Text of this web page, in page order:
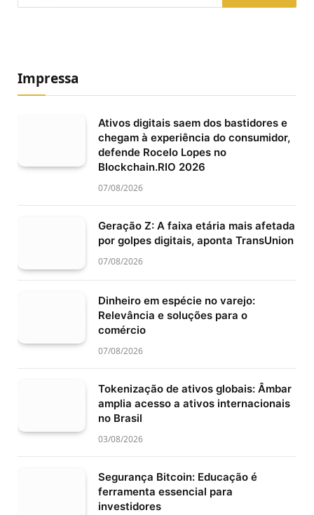
Impressa
Ativos digitais saem dos bastidores e
chegam à experiência do consumidor,
defende Rocelo Lopes no
Blockchain.RIO 2026
07/08/2026
Geração Z: A faixa etária mais afetada
por golpes digitais, aponta TransUnion
07/08/2026
Dinheiro em espécie no varejo:
Relevância e soluções para o
comércio
07/08/2026
Tokenização de ativos globais: Âmbar
amplia acesso a ativos internacionais
no Brasil
03/08/2026
Segurança Bitcoin: Educação é
ferramenta essencial para
investidores